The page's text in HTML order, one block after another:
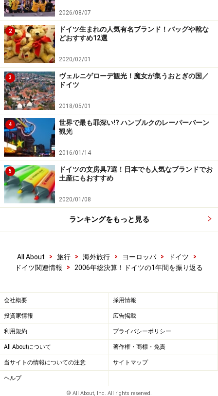
開幕です！
※記事内容は執筆時点のものです。最新の内容をご確認くださ
い。
※海外を訪れる際には最新情報の入手に努め、「
ホームページ」を確認するなど、安全確保に十分注意を払ってく
ださい。
2026/08/07
2
ドイツ生まれの人気有名ブランド！バッグや靴な
どおすすめ12選
2020/02/01
3
ヴェルニゲローデ観光！魔女が集うおとぎの国／
ドイツ
2018/05/01
4
世界で最も罪深い!? ハンブルクのレーパーバーン
観光
2016/01/14
5
ドイツの文房具7選！日本でも人気なブランドでお
土産にもおすすめ
2020/01/08
ランキングをもっと見る
All About > 旅行 > 海外旅行 > ヨーロッパ > ドイツ
>
ドイツ関連情報
> 2006年総決算！ドイツの1年間を振り返る
会社概要 採用情報
投資家情報 広告掲載
利用規約 プライバシーポリシー
All Aboutについて 著作権・商標・免責
当サイトの情報についての注意 サイトマップ
ヘルプ
© All About, Inc. All rights reserved.